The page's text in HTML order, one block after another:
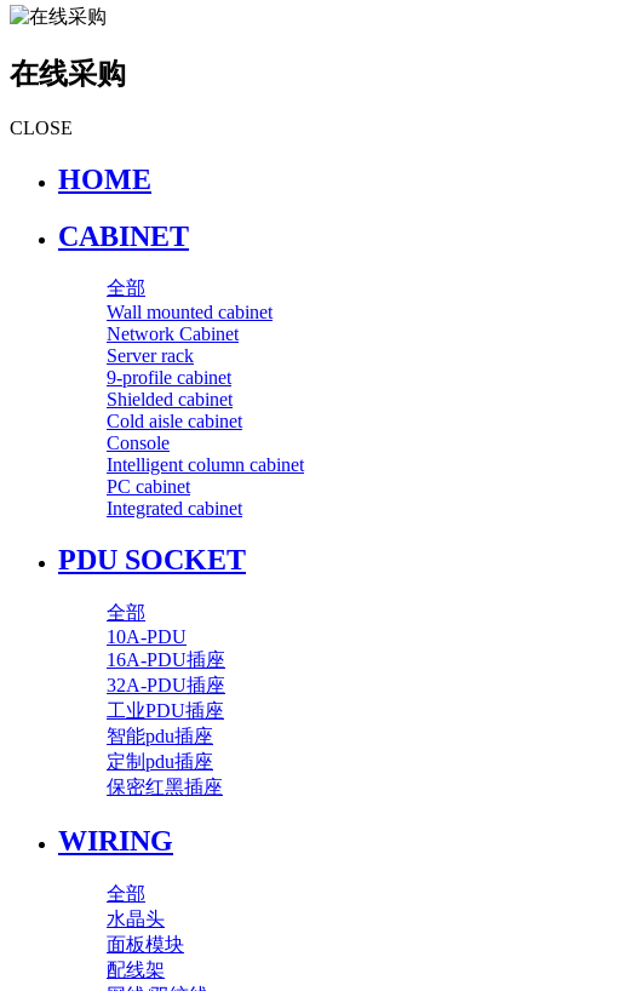
在线采购
CLOSE
HOME
CABINET
全部
Wall mounted cabinet
Network Cabinet
Server rack
9-profile cabinet
Shielded cabinet
Cold aisle cabinet
Console
Intelligent column cabinet
PC cabinet
Integrated cabinet
PDU SOCKET
全部
10A-PDU
16A-PDU插座
32A-PDU插座
工业PDU插座
智能pdu插座
定制pdu插座
保密红黑插座
WIRING
全部
水晶头
面板模块
配线架